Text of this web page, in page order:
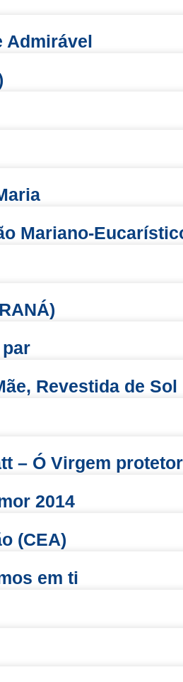
Admirável
Mariano-
Revestida de Sol
– Ó Virgem
2014
(CEA)
em ti